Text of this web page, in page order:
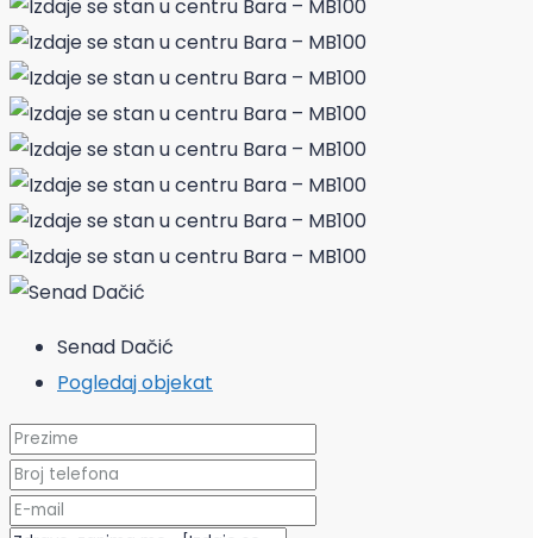
Senad Dačić
Pogledaj objekat